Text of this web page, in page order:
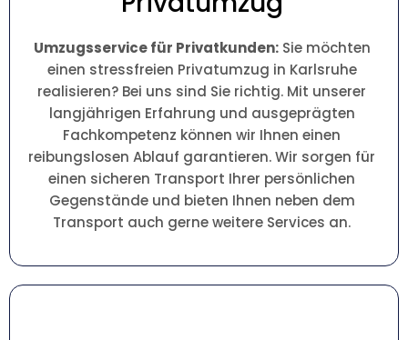
Umzugsservice für Privatkunden:Sie möchten
einen stressfreien Privatumzug in Karlsruhe
realisieren? Bei uns sind Sie richtig. Mit unserer
langjährigen Erfahrung und ausgeprägten
Fachkompetenz können wir Ihnen einen
reibungslosen Ablauf garantieren. Wir sorgen für
einen sicheren Transport Ihrer persönlichen
Gegenstände und bieten Ihnen neben dem
Transport auch gerne weitere Services an.